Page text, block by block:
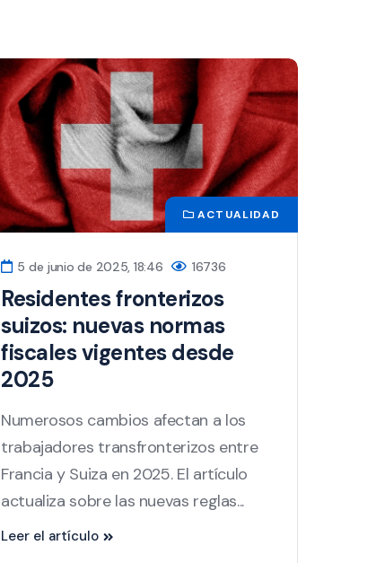
ACTUALIDAD
5 de junio de 2025, 18:46 16736
Residentes fronterizos
suizos: nuevas normas
fiscales vigentes desde
2025
Numerosos cambios afectan a los
trabajadores transfronterizos entre
Francia y Suiza en 2025. El artículo
actualiza sobre las nuevas reglas...
Leer el artículo